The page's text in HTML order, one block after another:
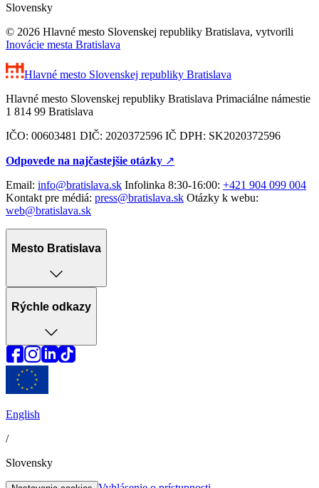
Slovensky
© 2026 Hlavné mesto Slovenskej republiky Bratislava, vytvorili
Inovácie mesta Bratislava
Hlavné mesto Slovenskej republiky Bratislava
Hlavné mesto Slovenskej republiky Bratislava Primaciálne námestie
1 814 99 Bratislava
IČO: 00603481 DIČ: 2020372596 IČ DPH: SK2020372596
Odpovede na najčastejšie otázky ↗︎
Email: info@bratislava.sk Infolinka 8:30-16:00: +421 904 099 004
Kontakt pre médiá: press@bratislava.sk Otázky k webu:
web@bratislava.sk
Mesto Bratislava
Rýchle odkazy
English
/
Slovensky